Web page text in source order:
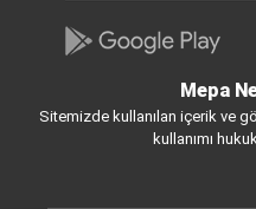
Mepa
Sitemizde kullanılan içerik ve
kullanımı